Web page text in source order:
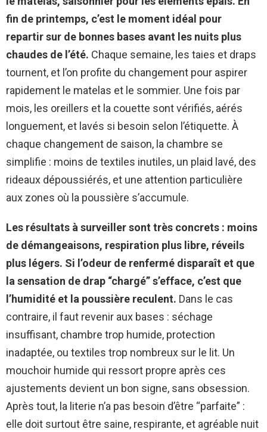
fin de printemps, c’est le moment idéal pour
repartir sur de bonnes bases avant les nuits plus
chaudes de l’été. Chaque semaine, les taies et draps
tournent, et l’on profite du changement pour aspirer
rapidement le matelas et le sommier. Une fois par
mois, les oreillers et la couette sont vérifiés, aérés
longuement, et lavés si besoin selon l’étiquette. À
chaque changement de saison, la chambre se
simplifie : moins de textiles inutiles, un plaid lavé, des
rideaux dépoussiérés, et une attention particulière
aux zones où la poussière s’accumule.
Les résultats à surveiller sont très concrets : moins
de démangeaisons, respiration plus libre, réveils
plus légers. Si l’odeur de renfermé disparaît et que
la sensation de drap “chargé” s’efface, c’est que
l’humidité et la poussière reculent. Dans le cas
contraire, il faut revenir aux bases : séchage
insuffisant, chambre trop humide, protection
inadaptée, ou textiles trop nombreux sur le lit. Un
mouchoir humide qui ressort propre après ces
ajustements devient un bon signe, sans obsession.
Après tout, la literie n’a pas besoin d’être “parfaite” :
elle doit surtout être saine, respirante, et agréable nuit